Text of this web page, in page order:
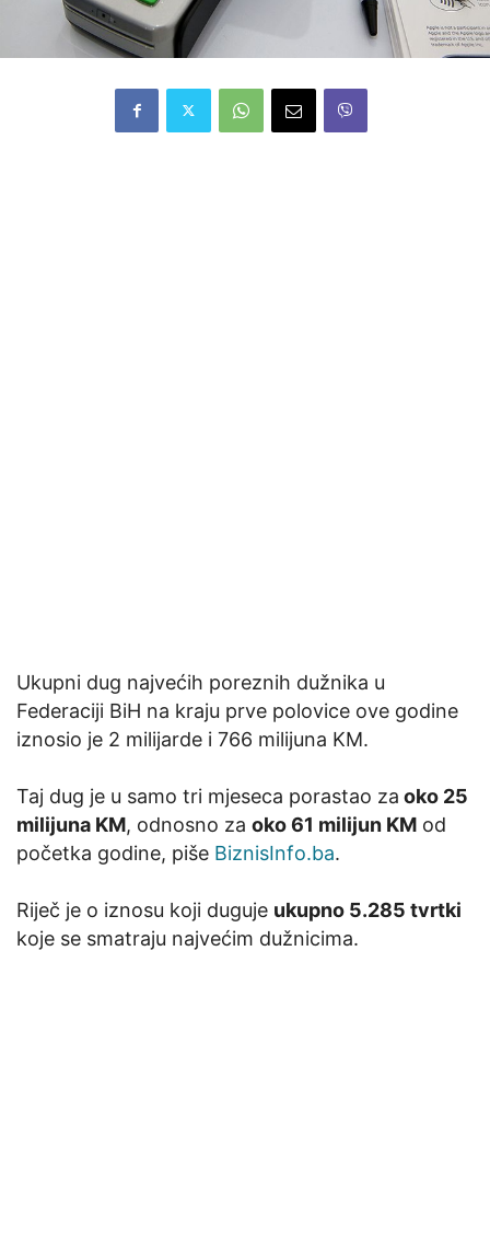
Ukupni dug najvećih poreznih dužnika u
Federaciji BiH na kraju prve polovice ove godine
iznosio je 2 milijarde i 766 milijuna KM.
Taj dug je u samo tri mjeseca porastao za oko 25
milijuna KM, odnosno za oko 61 milijun KM od
početka godine, piše BiznisInfo.ba.
Riječ je o iznosu koji duguje ukupno 5.285 tvrtki
koje se smatraju najvećim dužnicima.